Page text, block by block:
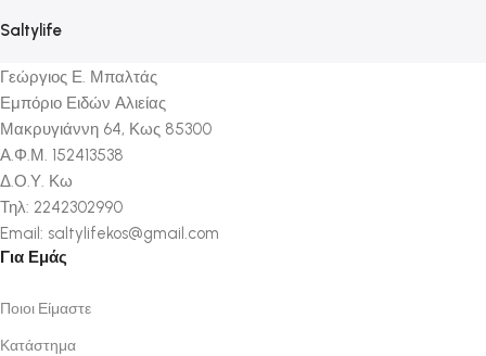
Saltylife
Γεώργιος Ε. Μπαλτάς
Εμπόριο Ειδών Αλιείας
Μακρυγιάννη 64, Κως 85300
Α.Φ.Μ. 152413538
Δ.Ο.Υ. Κω
Τηλ: 2242302990
Email: saltylifekos@gmail.com
Για Εμάς
Ποιοι Είμαστε
Κατάστημα